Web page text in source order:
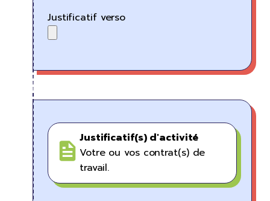
Justificatif verso
Justificatif(s) d'activité
Votre ou vos contrat(s) de
travail.